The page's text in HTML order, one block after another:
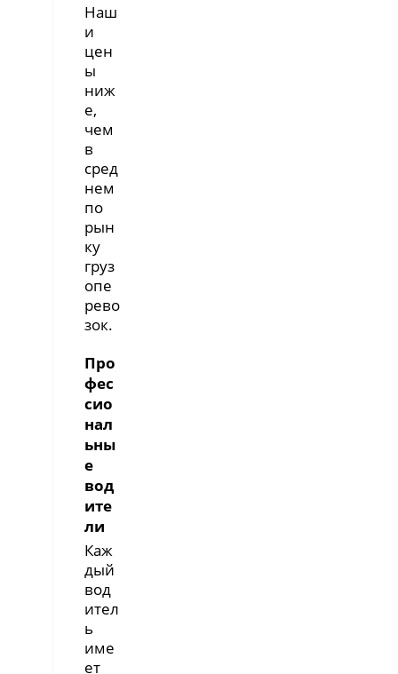
Наш
и
цен
ы
ниж
е,
чем
в
сред
нем
по
рын
ку
груз
опе
рево
зок.
Про
фес
сио
нал
ьны
е
вод
ите
ли
Каж
дый
вод
ител
ь
име
ет